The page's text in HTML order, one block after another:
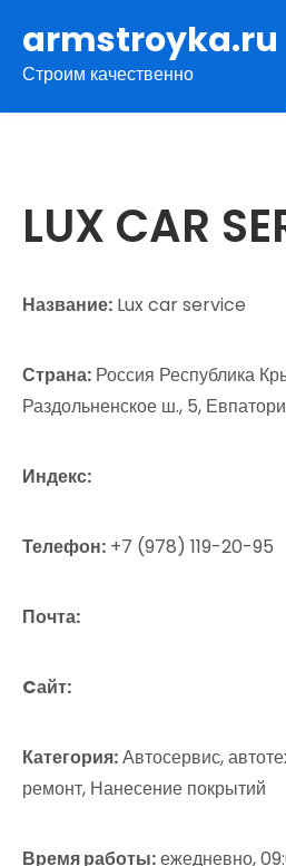
содержимому
armstroyka.ru
Строим качественно
LUX CAR
Название: Lux car service
Страна: Россия Республика
Раздольненское ш., 5,
Индекс:
Телефон: +7 (978) 119-20-95
Почта:
Cайт:
Категория:Автосервис,
ремонт, Нанесение покрытий
Время работы:ежедневно,